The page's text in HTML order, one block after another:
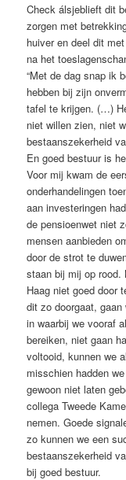
Check álsjeblieft dit
zorgen met
huiver en deel dit
na het
“Met de dag snap ik
hebben bij zijn
tafel te krijgen. (…)
niet willen zien, niet
bestaanszekerheid
En goed bestuur is
Voor mij kwam de
onderhandelingen
aan investeringen
de pensioenwet niet
mensen aanbieden
door de strot te
staan bij mij op rood.
Haag niet goed door
dit zo doorgaat,
in waarbij we vooraf
bereiken, niet gaan
voltooid, kunnen we
misschien hadden
gewoon niet laten
collega Tweede
nemen. Goede
zo kunnen we een
bestaanszekerheid
bij goed bestuur.